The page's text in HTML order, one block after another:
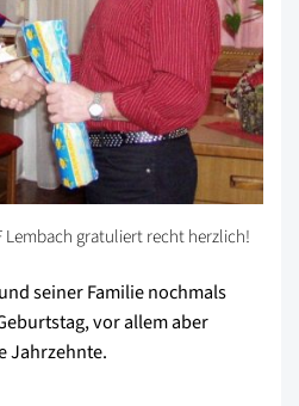
Lembach gratuliert recht herzlich!
seiner Familie nochmals
vor allem aber
Jahrzehnte.